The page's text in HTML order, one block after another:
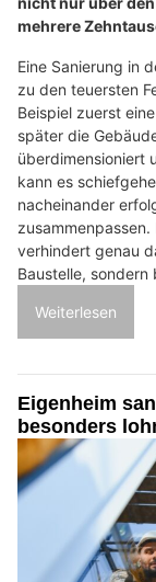
mehrere
Eine Sanierung in
zu den teuersten
Beispiel zuerst
später die
überdimensioniert
kann es
nacheinander
verhindert genau
Baustelle, sondern
Weiterlesen
Eigenheim
besonders